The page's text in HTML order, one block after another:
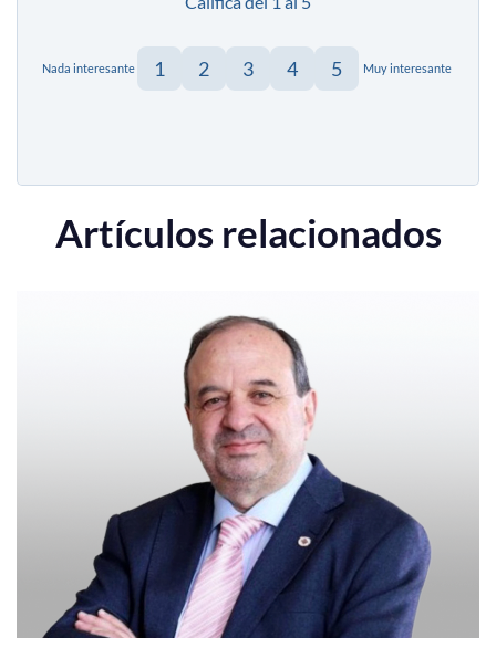
Nada interesante 1 2 3 4 5 Muy interesante
Artículos relacionados